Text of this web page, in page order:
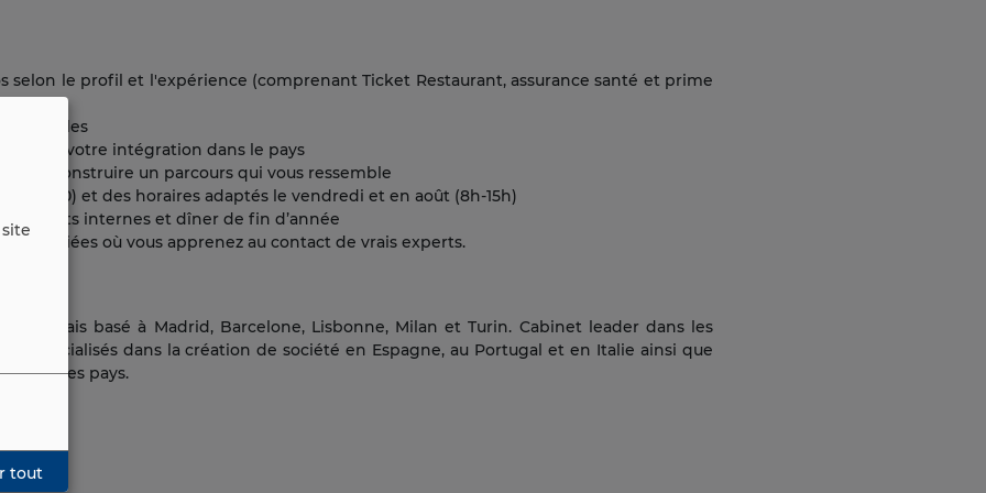
selon le profil et l'expérience (comprenant Ticket Restaurant, assurance santé et prime
locales
et votre intégration dans le pays
de construire un parcours qui vous ressemble
18h30) et des horaires adaptés le vendredi et en août (8h-15h)
internes et dîner de fin d’année
où vous apprenez au contact de vrais experts.
français basé à Madrid, Barcelone, Lisbonne, Milan et Turin. Cabinet leader dans les
spécialisés dans la création de société en Espagne, au Portugal et en Italie ainsi que
dans ces pays.
tout